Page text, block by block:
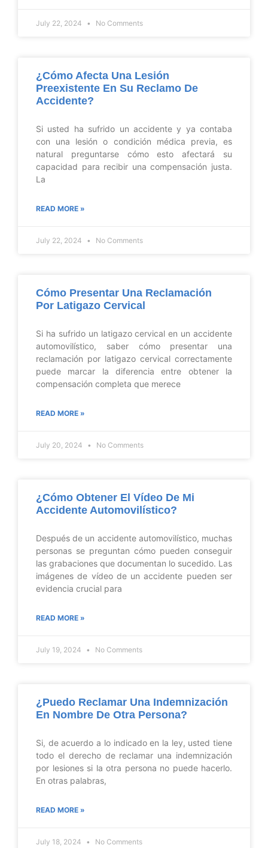
July 22, 2024 No Comments
¿Cómo Afecta Una Lesión
Preexistente En Su Reclamo De
Accidente?
Si usted ha sufrido un accidente y ya contaba
con una lesión o condición médica previa, es
natural preguntarse cómo esto afectará su
capacidad para recibir una compensación justa.
La
READ MORE »
July 22, 2024 No Comments
Cómo Presentar Una Reclamación
Por Latigazo Cervical
Si ha sufrido un latigazo cervical en un accidente
automovilístico, saber cómo presentar una
reclamación por latigazo cervical correctamente
puede marcar la diferencia entre obtener la
compensación completa que merece
READ MORE »
July 20, 2024 No Comments
¿Cómo Obtener El Vídeo De Mi
Accidente Automovilístico?
Después de un accidente automovilístico, muchas
personas se preguntan cómo pueden conseguir
las grabaciones que documentan lo sucedido. Las
imágenes de vídeo de un accidente pueden ser
evidencia crucial para
READ MORE »
July 19, 2024 No Comments
¿Puedo Reclamar Una Indemnización
En Nombre De Otra Persona?
Si, de acuerdo a lo indicado en la ley, usted tiene
todo el derecho de reclamar una indemnización
por lesiones si la otra persona no puede hacerlo.
En otras palabras,
READ MORE »
July 18, 2024 No Comments